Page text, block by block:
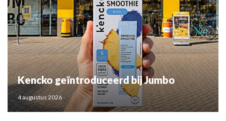
Kencko geïntroduceerd bij Jumbo
4 augustus 2026